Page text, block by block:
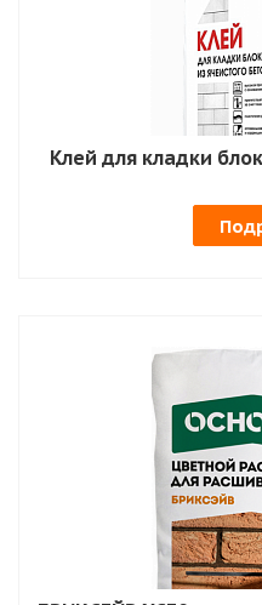
Клей для кладки